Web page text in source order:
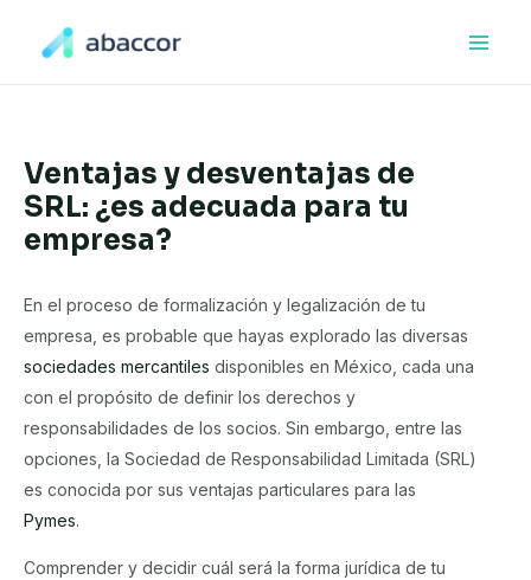
Ventajas y desventajas de
SRL: ¿es adecuada para tu
empresa?
En el proceso de formalización y legalización de tu
empresa, es probable que hayas explorado las diversas
sociedades mercantiles disponibles en México, cada una
con el propósito de definir los derechos y
responsabilidades de los socios. Sin embargo, entre las
opciones, la Sociedad de Responsabilidad Limitada (SRL)
es conocida por sus ventajas particulares para las
Pymes.
Comprender y decidir cuál será la forma jurídica de tu